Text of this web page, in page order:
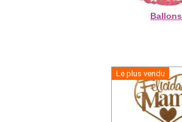
Ballons
Le plus vendu